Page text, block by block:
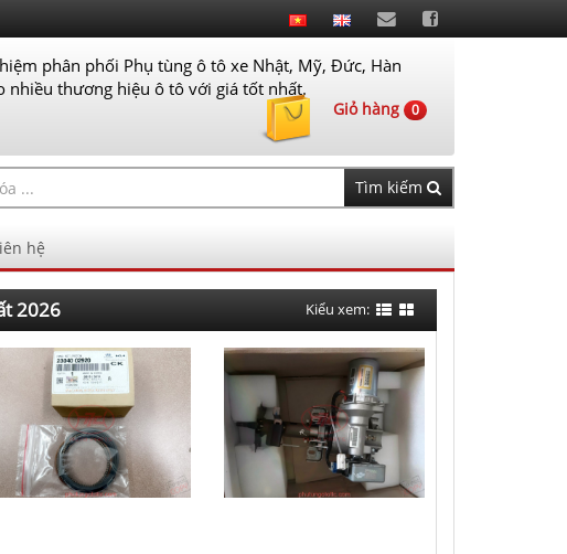
phân phối Phụ tùng ô tô xe Nhật, Mỹ, Đức, Hàn
nhiều thương hiệu ô tô với giá tốt nhất.
Giỏ hàng 0
Tìm kiếm
hệ
2026 Kiểu xem: